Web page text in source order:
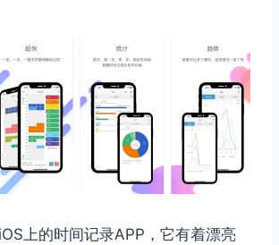
上的时间记录APP，它有着漂亮